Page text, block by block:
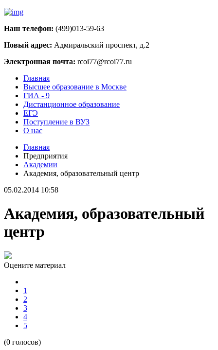
Наш телефон: (499)013-59-63
Новый адрес: Адмиральский проспект, д.2
Электронная почта: rcoi77@rcoi77.ru
Главная
Высшее образование в Москве
ГИА - 9
Дистанционное образование
ЕГЭ
Поступление в ВУЗ
О нас
Главная
Предприятия
Академии
Академия, образовательный центр
05.02.2014 10:58
Академия, образовательный
центр
Оцените материал
1
2
3
4
5
(0 голосов)